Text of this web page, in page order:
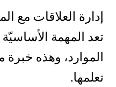
إدارة العلاقات مع
تعد المهمة
الموارد، وهذه
تعلمها.